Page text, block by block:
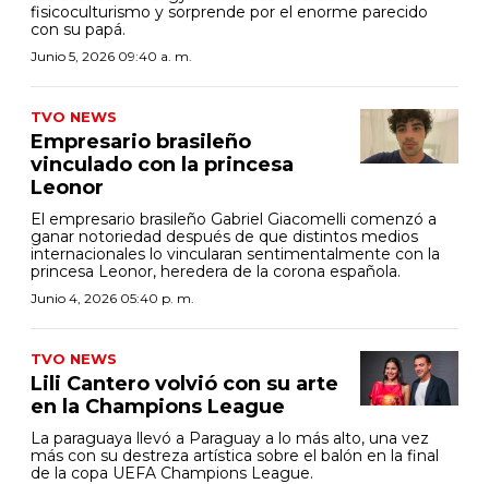
fisicoculturismo y sorprende por el enorme parecido
con su papá.
Junio 5, 2026 09:40 a. m.
TVO NEWS
Empresario brasileño
vinculado con la princesa
Leonor
El empresario brasileño Gabriel Giacomelli comenzó a
ganar notoriedad después de que distintos medios
internacionales lo vincularan sentimentalmente con la
princesa Leonor, heredera de la corona española.
Junio 4, 2026 05:40 p. m.
TVO NEWS
Lili Cantero volvió con su arte
en la Champions League
La paraguaya llevó a Paraguay a lo más alto, una vez
más con su destreza artística sobre el balón en la final
de la copa UEFA Champions League.